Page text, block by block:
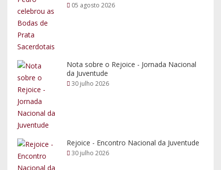
05 agosto 2026
Nota sobre o Rejoice - Jornada Nacional
da Juventude
30 julho 2026
Rejoice - Encontro Nacional da Juventude
30 julho 2026